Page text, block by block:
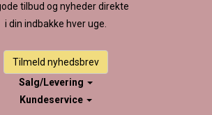
tilbud og nyheder direkte
i din indbakke hver uge.
Tilmeld nyhedsbrev
Salg/Levering
Kundeservice